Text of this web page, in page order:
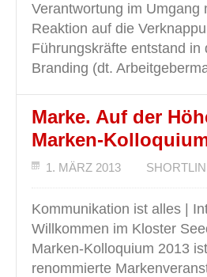
Verantwortung im Umgang
Reaktion auf die
Führungskräfte entstand
Branding (dt.
Marke. Auf der
Marken-
1. MÄRZ 2013
Kommunikation ist alles |
Willkommen im Kloster
Marken-Kolloquium 2013
renommierte